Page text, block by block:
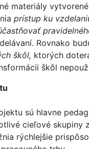
materiály
prístup ku
Rovnako
škôl, ktorých
škôl
sú hlavne
cieľové skupiny
rýchlejšie